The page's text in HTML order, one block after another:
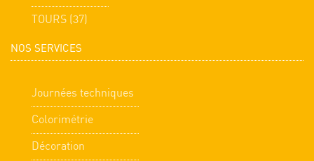
TOURS (37)
NOS SERVICES
Journées techniques
Colorimétrie
Décoration